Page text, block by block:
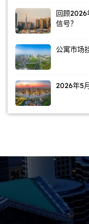
回顾
信号？
公寓市场
2026年5